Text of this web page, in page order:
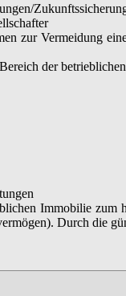
zur Vermeidung
der
Immobilie
Durch die